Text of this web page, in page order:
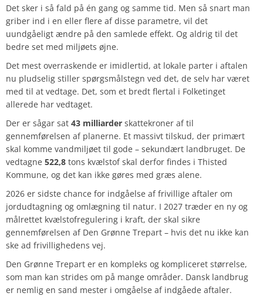
Det sker i så fald på én gang og samme tid. Men så snart man
griber ind i en eller flere af disse parametre, vil det
uundgåeligt ændre på den samlede effekt. Og aldrig til det
bedre set med miljøets øjne.
Det mest overraskende er imidlertid, at lokale parter i aftalen
nu pludselig stiller spørgsmålstegn ved det, de selv har været
med til at vedtage. Det, som et bredt flertal i Folketinget
allerede har vedtaget.
Der er sågar sat 43 milliarder skattekroner af til
gennemførelsen af planerne. Et massivt tilskud, der primært
skal komme vandmiljøet til gode – sekundært landbruget. De
vedtagne 522,8 tons kvælstof skal derfor findes i Thisted
Kommune, og det kan ikke gøres med græs alene.
2026 er sidste chance for indgåelse af frivillige aftaler om
jordudtagning og omlægning til natur. I 2027 træder en ny og
målrettet kvælstofregulering i kraft, der skal sikre
gennemførelsen af Den Grønne Trepart – hvis det nu ikke kan
ske ad frivillighedens vej.
Den Grønne Trepart er en kompleks og kompliceret størrelse,
som man kan strides om på mange områder. Dansk landbrug
er nemlig en sand mester i omgåelse af indgåede aftaler.